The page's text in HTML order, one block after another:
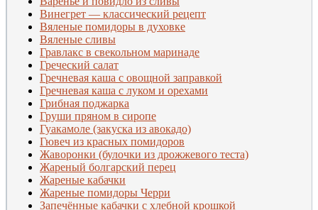
Винегрет — классический рецепт
Вяленые помидоры в духовке
Вяленые сливы
Гравлакс в свекольном маринаде
Греческий салат
Гречневая каша с овощной заправкой
Гречневая каша с луком и орехами
Грибная поджарка
Груши пряном в сиропе
Гуакамоле (закуска из авокадо)
Гювеч из красных помидоров
Жаворонки (булочки из дрожжевого теста)
Жареный болгарский перец
Жареные кабачки
Жареные помидоры Черри
Запечённые кабачки с хлебной крошкой